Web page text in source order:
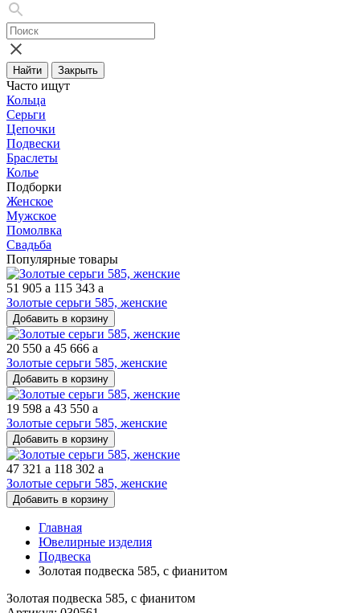
Найти Закрыть
Часто ищут
Кольца
Серьги
Цепочки
Подвески
Браслеты
Колье
Подборки
Женское
Мужское
Помолвка
Свадьба
Популярные товары
51 905 a 115 343 a
Золотые серьги 585, женские
Добавить в корзину
20 550 a 45 666 a
Золотые серьги 585, женские
Добавить в корзину
19 598 a 43 550 a
Золотые серьги 585, женские
Добавить в корзину
47 321 a 118 302 a
Золотые серьги 585, женские
Добавить в корзину
Главная
Ювелирные изделия
Подвеска
Золотая подвеска 585, с фианитом
Золотая подвеска 585, с фианитом